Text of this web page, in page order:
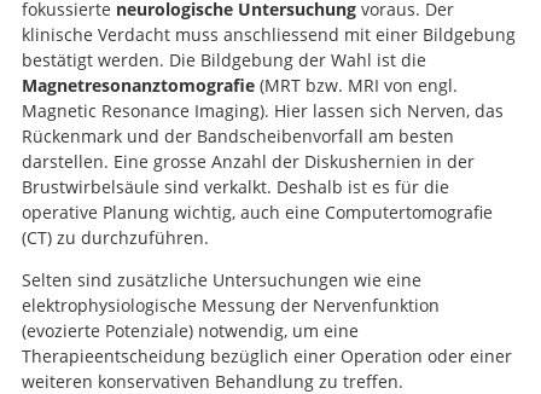
fokussierte neurologische Untersuchungvoraus. Der
klinische Verdacht muss anschliessend mit einer Bildgebung
bestätigt werden. Die Bildgebung der Wahl ist die
Magnetresonanztomografie(MRT bzw. MRI von engl.
Magnetic Resonance Imaging). Hier lassen sich Nerven, das
Rückenmark und der Bandscheibenvorfall am besten
darstellen. Eine grosse Anzahl der Diskushernien in der
Brustwirbelsäule sind verkalkt. Deshalb ist es für die
operative Planung wichtig, auch eine Computertomografie
(CT) zu durchzuführen.
Selten sind zusätzliche Untersuchungen wie eine
elektrophysiologische Messung der Nervenfunktion
(evozierte Potenziale) notwendig, um eine
Therapieentscheidung bezüglich einer Operation oder einer
weiteren konservativen Behandlung zu treffen.